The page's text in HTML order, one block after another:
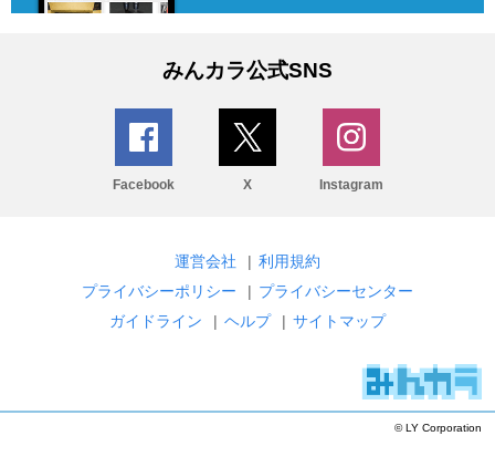
みんカラ公式SNS
Facebook X Instagram
運営会社 | 利用規約
プライバシーポリシー
| プライバシーセンター
ガイドライン
| ヘルプ | サイトマップ
© LY Corporation